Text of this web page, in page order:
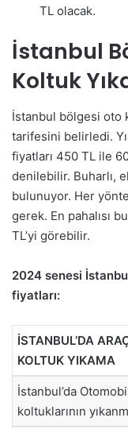
TL olacak.
İstanbul
Koltuk
İstanbul bölgesi oto
tarifesini belirledi.
fiyatları 450 TL ile
denilebilir. Buharlı,
bulunuyor. Her
gerek. En pahalısı
TL’yi görebilir.
2024 senesi
fiyatları:
İSTANBUL’DA
KOLTUK YIKAMA
İstanbul’da
koltuklarının